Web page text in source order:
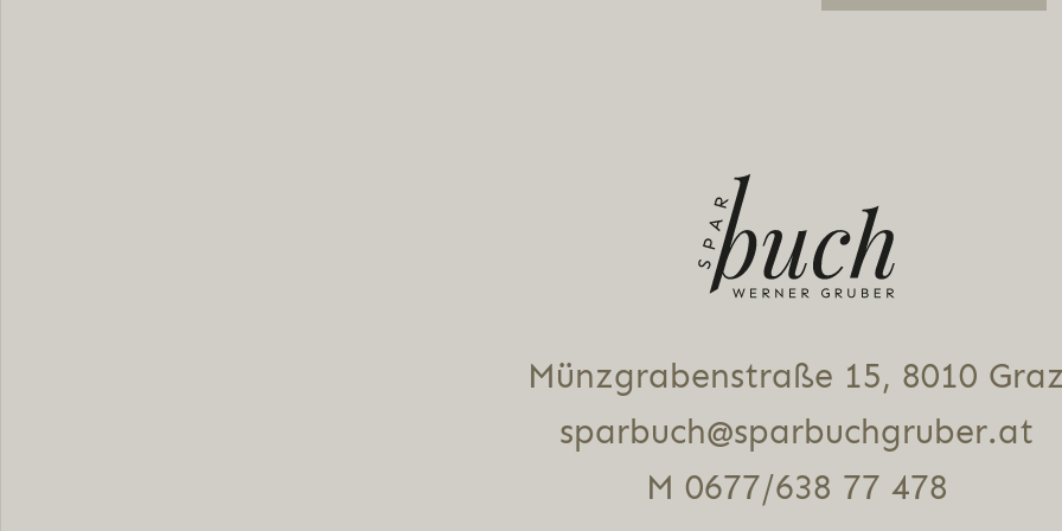
Münz­gra­ben­stra­ße 15, 8010
sparbuch@sparbuchgruber.at
M 0677/638 77 478